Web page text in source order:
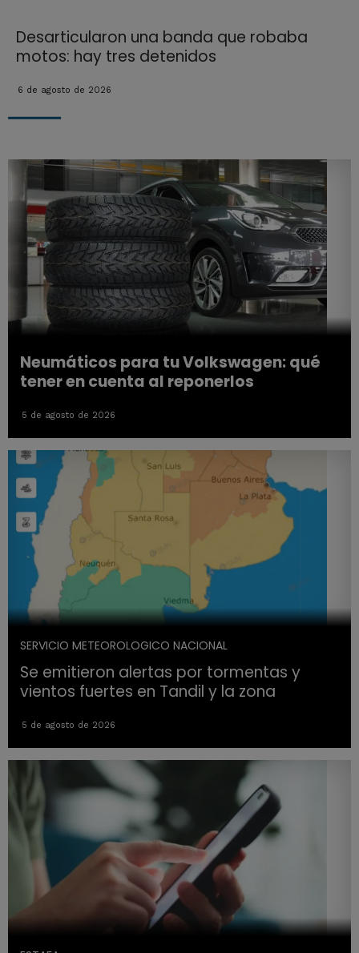
Desarticularon una banda que robaba
motos: hay tres detenidos
6 de agosto de 2026
Neumáticos para tu Volkswagen: qué
tener en cuenta al reponerlos
5 de agosto de 2026
SERVICIO METEOROLOGICO NACIONAL
Se emitieron alertas por tormentas y
vientos fuertes en Tandil y la zona
5 de agosto de 2026